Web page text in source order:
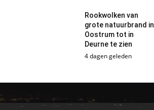
Rookwolken van
grote natuurbrand in
Oostrum tot in
Deurne te zien
4 dagen geleden